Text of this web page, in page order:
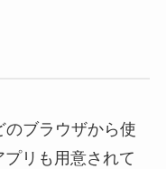
のブラウザから使
リも用意されて